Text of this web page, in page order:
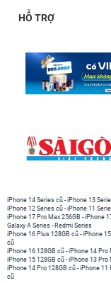
HỖ TRỢ
iPhone 14 Series cũ -iPhone 13
iPhone 12 Series cũ -iPhone 11
iPhone 17 Pro Max 256GB -iPhone
Galaxy A Series - Redmi Series
iPhone 16 Plus 128GB cũ -iPhone
cũ
iPhone 16 128GB cũ -iPhone 14 Pro
iPhone 15 128GB cũ -iPhone 13 Pro
iPhone 14 Pro 128GB cũ -iPhone 11
cũ